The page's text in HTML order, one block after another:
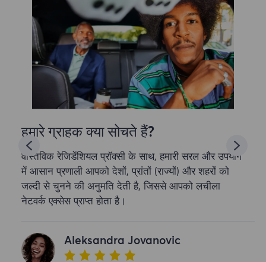
हमारे ग्राहक क्या सोचते हैं?
वास्तविक रेजिडेंशियल प्रॉक्सी के साथ, हमारी सरल और उपयोग
में आसान प्रणाली आपको देशों, प्रांतों (राज्यों) और शहरों को
जल्दी से चुनने की अनुमति देती है, जिससे आपको लचीला
नेटवर्क एक्सेस प्राप्त होता है।
Aleksandra Jovanovic